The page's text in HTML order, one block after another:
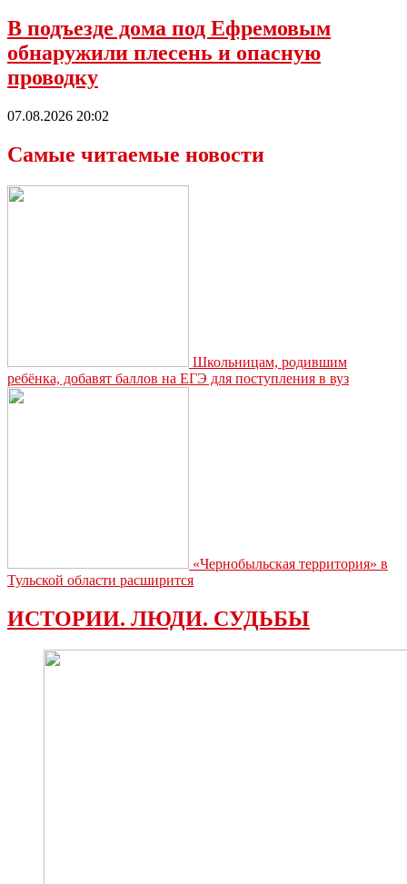
В подъезде дома под Ефремовым
обнаружили плесень и опасную
проводку
07.08.2026 20:02
Самые читаемые новости
Школьницам, родившим
ребёнка, добавят баллов на ЕГЭ для поступления в вуз
«Чернобыльская территория» в
Тульской области расширится
ИСТОРИИ. ЛЮДИ. СУДЬБЫ